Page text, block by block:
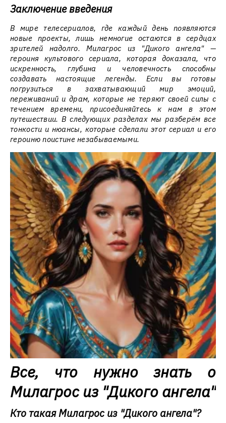
Заключение введения
В мире телесериалов, где каждый день появляются
новые проекты, лишь немногие остаются в сердцах
зрителей надолго. Милагрос из "Дикого ангела" —
героиня культового сериала, которая доказала, что
искренность, глубина и человечность способны
создавать настоящие легенды. Если вы готовы
погрузиться в захватывающий мир эмоций,
переживаний и драм, которые не теряют своей силы с
течением времени, присоединяйтесь к нам в этом
путешествии. В следующих разделах мы разберём все
тонкости и нюансы, которые сделали этот сериал и его
героиню поистине незабываемыми.
Все, что нужно знать о
Милагрос из "Дикого ангела"
Кто такая Милагрос из "Дикого ангела"?